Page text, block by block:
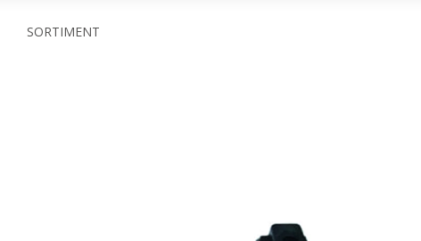
SORTIMENT